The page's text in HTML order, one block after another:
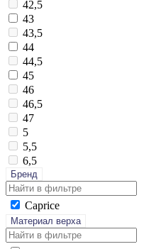
42,5
43
43,5
44
44,5
45
46
46,5
47
5
5,5
6,5
Бренд
Cap­ri­ce
Материал верха